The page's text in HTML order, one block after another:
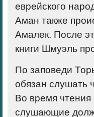
еврейского
Аман также
Амалек. После
книги Шмуэль
По заповеди
обязан слушать
Во время
слушающие